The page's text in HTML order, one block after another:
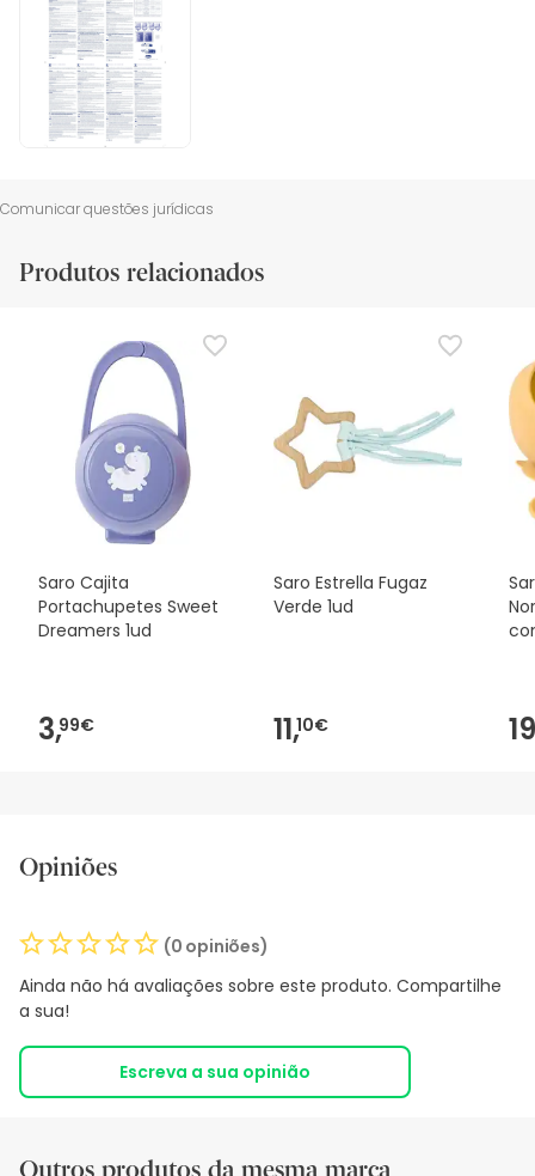
Comunicar questões jurídicas
Produtos relacionados
Saro Cajita
Portachupetes Sweet
Dreamers 1ud
3,99€
Saro Estrella Fugaz
Verde 1ud
11,10€
Opiniões
(0 opiniões)
Ainda não há avaliações sobre este produto. Compartilhe
a sua!
Escreva a sua opinião
Outros produtos da mesma marca